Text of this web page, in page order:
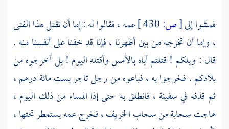
فمشوا إلى[ص:
عمه ، فقالوا له : إما أن تقتل هذا الفتى
، وإما أن تخرجه من بين أظهرنا ، فإنا قد خفنا على أنفسنا منه .
قال : ويلكم ! قتلتم أباه بالأمس وأقتله اليوم ! بل أخرجوه من
بلادكم . فخرجوا به ، فباعوه من رجل تاجر بست مائة درهم ،
ثم قذفه في سفينة ، فانطلق به حتى إذا المساء من ذلك اليوم ،
هاجت سحابة من سحاب الخريف ، فخرج عمه يستمطر تحتها ،